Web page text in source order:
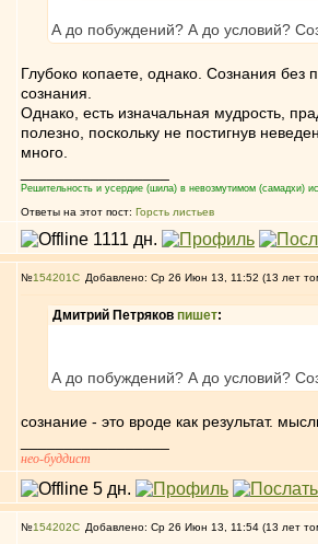
А до побуждений? А до условий?
Глубоко копаете, однако. Сознания
сознания.
Однако, есть изначальная мудрость,
полезно, поскольку не постигнув
много.
Решительность и усердие (шила) в невозмутимом (самадхи)
Ответы на этот пост: Горсть листьев
№154201 Добавлено: Ср 26 Июн 13, 11:52 (13 лет
Дмитрий Петряков пишет:
А до побуждений? А до условий?
сознание - это вроде как результат.
нео-буддист
№154202 Добавлено: Ср 26 Июн 13, 11:54 (13 лет